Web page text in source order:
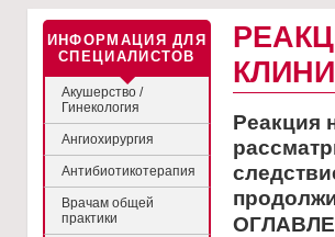
ИНФОРМАЦИЯ ДЛЯ
СПЕЦИАЛИСТОВ
Акушерство /
Гинекология
Ангиохирургия
Антибиотикотерапия
Врачам общей
практики
Реакция